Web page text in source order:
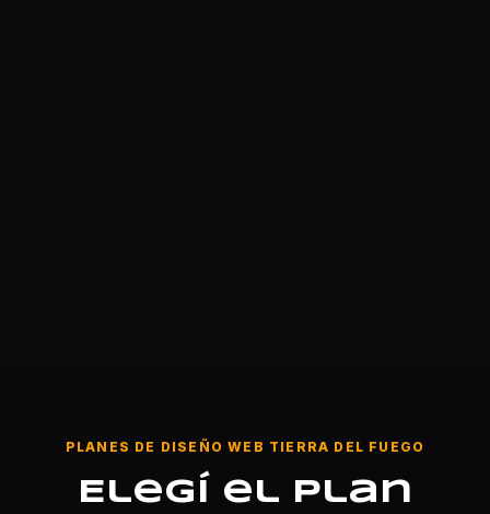
PLANES DE DISEÑO WEB TIERRA DEL FUEGO
Elegí el plan